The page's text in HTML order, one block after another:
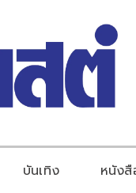
บันเทิง หนัง